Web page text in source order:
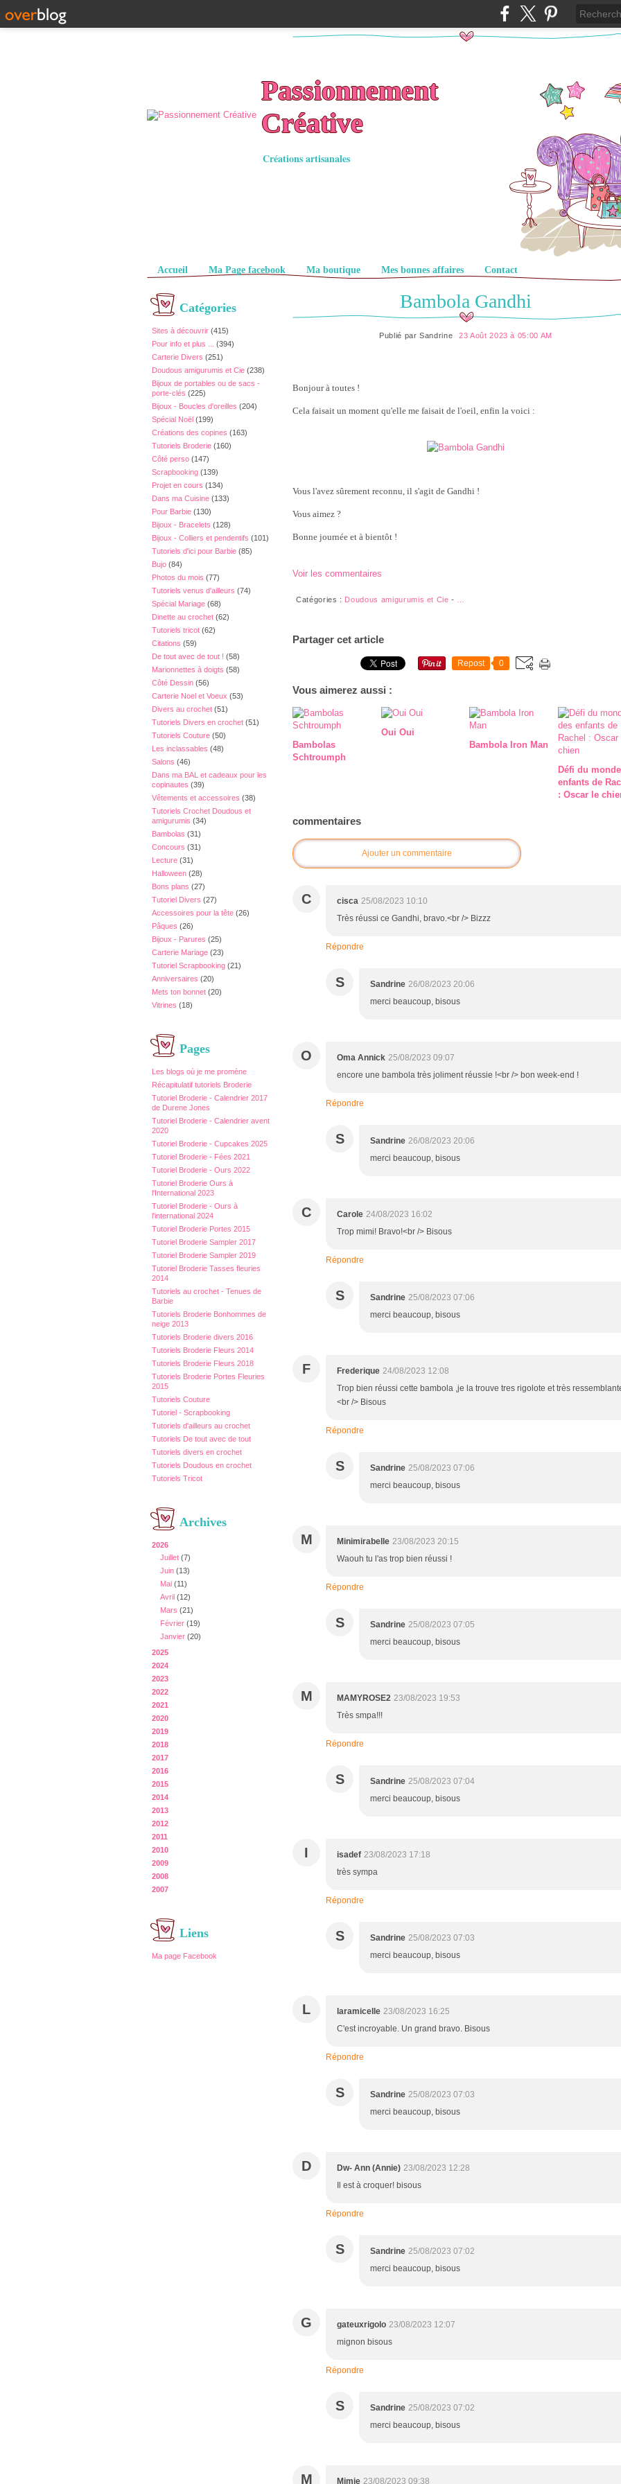
Passionnement
Créative
Créations artisanales
Pages
Accueil Ma Page facebook Ma boutique Mes bonnes affaires Contact
Catégories
Sites à découvrir (415)
Pour info et plus ...
(394)
Carterie Divers (251)
Doudous amigurumis et Cie (238)
Bijoux de portables ou de sacs -
porte-clés (225)
Bijoux - Boucles d'oreilles (204)
Spécial Noël (199)
Créations des copines (163)
Tutoriels Broderie (160)
Côté perso (147)
Scrapbooking (139)
Projet en cours (134)
Dans ma Cuisine (133)
Pour Barbie (130)
Bijoux - Bracelets (128)
Bijoux - Colliers et pendentifs (101)
Tutoriels d'ici pour Barbie (85)
Bujo (84)
Photos du mois (77)
Tutoriels venus d'ailleurs (74)
Spécial Mariage (68)
Dinette au crochet (62)
Tutoriels tricot (62)
Citations (59)
De tout avec de tout ! (58)
Marionnettes à doigts (58)
Côté Dessin (56)
Carterie Noel et Voeux (53)
Divers au crochet (51)
Tutoriels Divers en crochet (51)
Tutoriels Couture (50)
Les inclassables (48)
Salons (46)
Dans ma BAL et cadeaux pour les
copinautes (39)
Vêtements et accessoires (38)
Tutoriels Crochet Doudous et
amigurumis (34)
Bambolas (31)
Concours (31)
Lecture (31)
Halloween (28)
Bons plans (27)
Tutoriel Divers (27)
Accessoires pour la tête (26)
Pâques (26)
Bijoux - Parures (25)
Carterie Mariage (23)
Tutoriel Scrapbooking (21)
Anniversaires (20)
Mets ton bonnet (20)
Vitrines (18)
Pages
Les blogs où je me promène
Récapitulatif tutoriels Broderie
Tutoriel Broderie - Calendrier 2017
de Durene Jones
Tutoriel Broderie - Calendrier avent
2020
Tutoriel Broderie - Cupcakes 2025
Tutoriel Broderie - Fées 2021
Tutoriel Broderie - Ours 2022
Tutoriel Broderie Ours à
l'International 2023
Tutoriel Broderie - Ours à
l'international 2024
Tutoriel Broderie Portes 2015
Tutoriel Broderie Sampler 2017
Tutoriel Broderie Sampler 2019
Tutoriel Broderie Tasses fleuries
2014
Tutoriels au crochet - Tenues de
Barbie
Tutoriels Broderie Bonhommes de
neige 2013
Tutoriels Broderie divers 2016
Tutoriels Broderie Fleurs 2014
Tutoriels Broderie Fleurs 2018
Tutoriels Broderie Portes Fleuries
2015
Tutoriels Couture
Tutoriel - Scrapbooking
Tutoriels d'ailleurs au crochet
Tutoriels De tout avec de tout
Tutoriels divers en crochet
Tutoriels Doudous en crochet
Tutoriels Tricot
Archives
2026
Juillet (7)
Juin (13)
Mai (11)
Avril (12)
Mars (21)
Février (19)
Janvier (20)
2025
2024
2023
2022
2021
2020
2019
2018
2017
2016
2015
2014
2013
2012
2011
2010
2009
2008
2007
Liens
Ma page Facebook
Bambola Gandhi
Publié parSandrine 23 Août 2023 à 05:00 AM
Bonjour à toutes !
Cela faisait un moment qu'elle me faisait de l'oeil, enfin la voici :
Vous l'avez sûrement reconnu, il s'agit de Gandhi !
Vous aimez ?
Bonne journée et à bientôt !
Voir les commentaires
Catégories : Doudous amigurumis et Cie -
Partager cet article
Repost 0
Vous aimerez aussi :
Bambolas
Schtroumph
Oui Oui
Bambola Iron Man
Défi du
enfants de
: Oscar le
commentaires
Ajouter un commentaire
C cisca 25/08/2023 10:10
Très réussi ce Gandhi, bravo.<br /> Bizzz
Répondre
S Sandrine 26/08/2023 20:06
merci beaucoup, bisous
O Oma Annick 25/08/2023 09:07
encore une bambola très joliment réussie !<br /> bon week-end !
Répondre
S Sandrine 26/08/2023 20:06
merci beaucoup, bisous
C Carole 24/08/2023 16:02
Trop mimi! Bravo!<br /> Bisous
Répondre
S Sandrine 25/08/2023 07:06
merci beaucoup, bisous
F Frederique 24/08/2023 12:08
Trop bien réussi cette bambola ,je la trouve tres rigolote et très
<br /> Bisous
Répondre
S Sandrine 25/08/2023 07:06
merci beaucoup, bisous
M Minimirabelle 23/08/2023 20:15
Waouh tu l'as trop bien réussi !
Répondre
S Sandrine 25/08/2023 07:05
merci beaucoup, bisous
M MAMYROSE2 23/08/2023 19:53
Très smpa!!!
Répondre
S Sandrine 25/08/2023 07:04
merci beaucoup, bisous
I isadef 23/08/2023 17:18
très sympa
Répondre
S Sandrine 25/08/2023 07:03
merci beaucoup, bisous
L laramicelle 23/08/2023 16:25
C'est incroyable. Un grand bravo. Bisous
Répondre
S Sandrine 25/08/2023 07:03
merci beaucoup, bisous
D Dw- Ann (Annie) 23/08/2023 12:28
Il est à croquer! bisous
Répondre
S Sandrine 25/08/2023 07:02
merci beaucoup, bisous
G gateuxrigolo 23/08/2023 12:07
mignon bisous
Répondre
S Sandrine 25/08/2023 07:02
merci beaucoup, bisous
M Mimie 23/08/2023 09:38